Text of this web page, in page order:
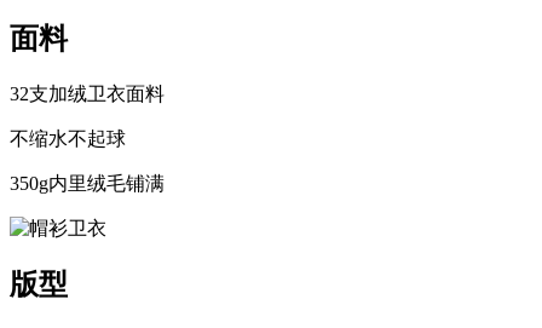
面料
32支加绒卫衣面料
不缩水不起球
350g内里绒毛铺满
版型